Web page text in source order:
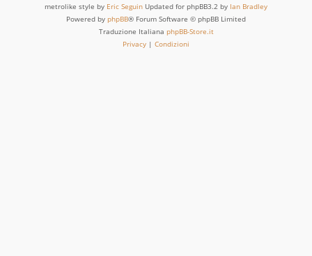
metrolike style by Eric Seguin Updated for phpBB3.2 by Ian Bradley
Powered by phpBB® Forum Software © phpBB Limited
Traduzione Italiana phpBB-Store.it
Privacy | Condizioni